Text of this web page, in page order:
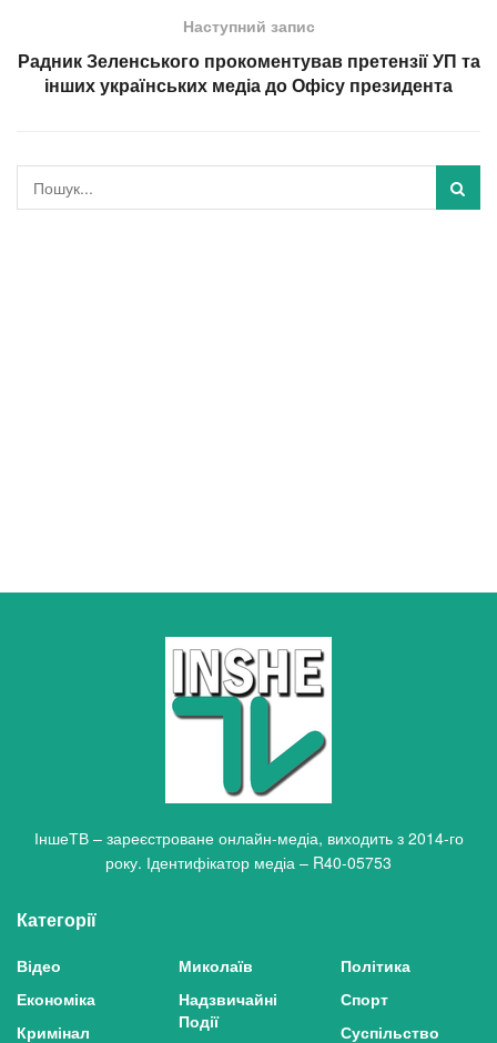
Наступний запис
Радник Зеленського прокоментував претензії УП та
інших українських медіа до Офісу президента
ІншеТВ – зареєстроване онлайн-медіа, виходить з 2014-го
року. Ідентифікатор медіа – R40-05753
Категорії
Відео
Економіка
Кримінал
Миколаїв
Надзвичайні
Події
Політика
Спорт
Суспільство